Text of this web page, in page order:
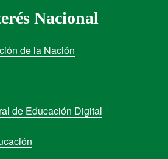
Nacional
de la Nación
de Educación Digital